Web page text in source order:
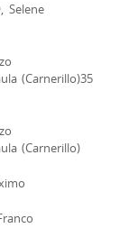
Selene
(Carnerillo)